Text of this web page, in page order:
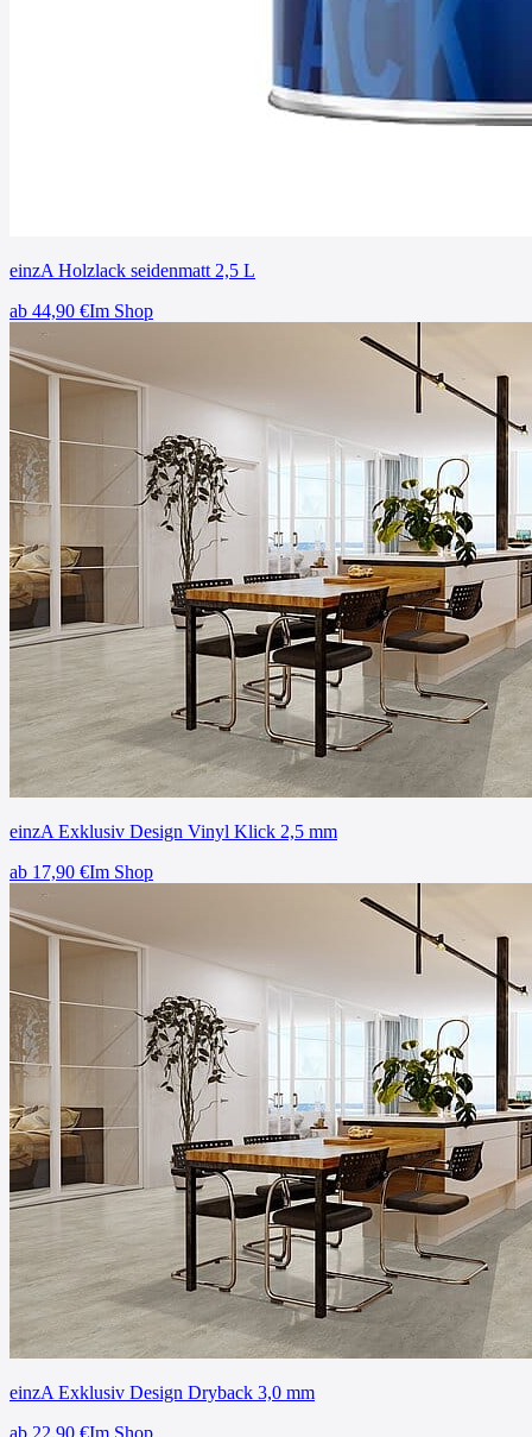
einzA Holzlack seidenmatt 2,5 L
ab 44,90 €Im Shop
einzA Exklusiv Design Vinyl Klick 2,5 mm
ab 17,90 €Im Shop
einzA Exklusiv Design Dryback 3,0 mm
ab 22,90 €Im Shop